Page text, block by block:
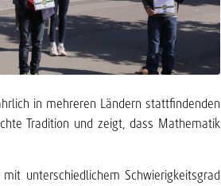
in mehreren Ländern stattfindenden
Tradition und zeigt, dass Mathematik
unterschiedlichem Schwierigkeitsgrad